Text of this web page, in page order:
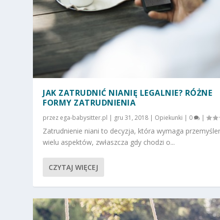
JAK ZATRUDNIĆ NIANIĘ LEGALNIE? RÓŻNE
FORMY ZATRUDNIENIA
przez ega-babysitter.pl | gru 31, 2018 | Opiekunki | 0 |
Zatrudnienie niani to decyzja, która wymaga
wielu aspektów, zwłaszcza gdy chodzi o...
CZYTAJ WIĘCEJ